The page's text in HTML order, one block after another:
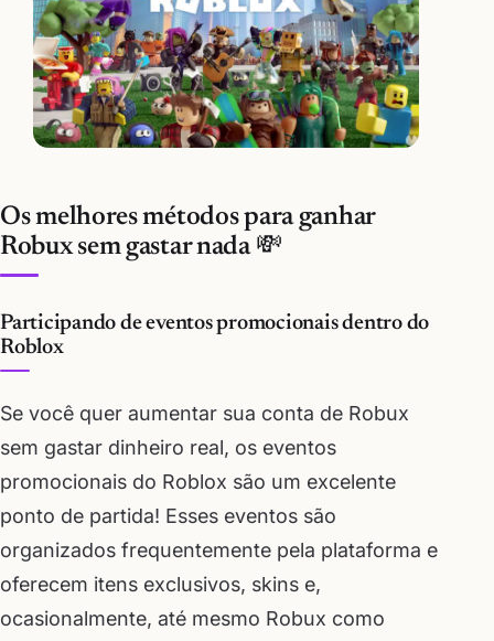
Os melhores métodos para ganhar
Robux sem gastar nada 💸
Participando de eventos promocionais dentro do
Roblox
Se você quer aumentar sua conta de Robux
sem gastar dinheiro real, os eventos
promocionais do Roblox são um excelente
ponto de partida! Esses eventos são
organizados frequentemente pela plataforma e
oferecem itens exclusivos, skins e,
ocasionalmente, até mesmo Robux como